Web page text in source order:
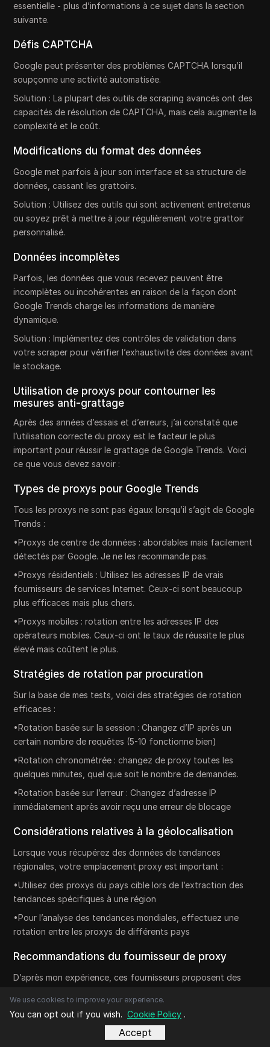
essentielle - plus d’informations à ce sujet dans la section
suivante.
Défis CAPTCHA
Google peut présenter des problèmes CAPTCHA lorsqu’il
soupçonne une activité automatisée.
Solution : La plupart des outils de scraping avancés ont des
capacités de résolution de CAPTCHA, mais cela augmente la
complexité et le coût.
Modifications du format des données
Google met parfois à jour son interface et sa structure de
données, cassant les grattoirs.
Solution : Utilisez des outils qui sont activement entretenus
ou soyez prêt à mettre à jour régulièrement votre grattoir
personnalisé.
Données incomplètes
Parfois, les données que vous recevez peuvent être
incomplètes ou incohérentes en raison de la façon dont
Google Trends charge les informations de manière
dynamique.
Solution : Implémentez des contrôles de validation dans
votre scraper pour vérifier l’exhaustivité des données avant
le stockage.
Utilisation de proxys pour contourner les
mesures anti-grattage
Après des années d’essais et d’erreurs, j’ai constaté que
l’utilisation correcte du proxy est le facteur le plus
important pour réussir le grattage de Google Trends. Voici
ce que vous devez savoir :
Types de proxys pour Google Trends
Tous les proxys ne sont pas égaux lorsqu’il s’agit de Google
Trends :
•Proxys de centre de données : abordables mais facilement
détectés par Google. Je ne les recommande pas.
•Proxys résidentiels : Utilisez les adresses IP de vrais
fournisseurs de services Internet. Ceux-ci sont beaucoup
plus efficaces mais plus chers.
•Proxys mobiles : rotation entre les adresses IP des
opérateurs mobiles. Ceux-ci ont le taux de réussite le plus
élevé mais coûtent le plus.
Stratégies de rotation par procuration
Sur la base de mes tests, voici des stratégies de rotation
efficaces :
•Rotation basée sur la session : Changez d’IP après un
certain nombre de requêtes (5-10 fonctionne bien)
•Rotation chronométrée : changez de proxy toutes les
quelques minutes, quel que soit le nombre de demandes.
•Rotation basée sur l’erreur : Changez d’adresse IP
immédiatement après avoir reçu une erreur de blocage
Considérations relatives à la géolocalisation
Lorsque vous récupérez des données de tendances
régionales, votre emplacement proxy est important :
•Utilisez des proxys du pays cible lors de l’extraction des
tendances spécifiques à une région
•Pour l’analyse des tendances mondiales, effectuez une
rotation entre les proxys de différents pays
Recommandations du fournisseur de proxy
D’après mon expérience, ces fournisseurs proposent des
•Bright Data : excellents réseaux proxy résidentiels et
mobiles avec un ciblage précis de la localisation
•IPFLY : Offre un pool massif de 90+ millions d’adresses IP
We use cookies to improve your experience.
You can opt out if you wish. Cookie Policy .
Accept